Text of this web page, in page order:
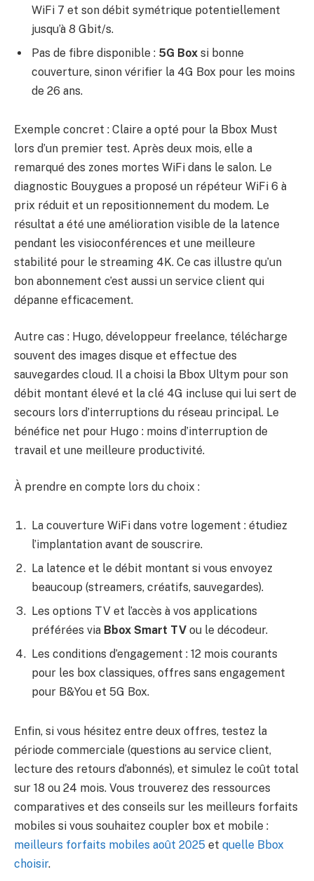
WiFi 7 et son débit symétrique potentiellement
jusqu’à 8 Gbit/s.
Pas de fibre disponible : 5G Box si bonne
couverture, sinon vérifier la 4G Box pour les moins
de 26 ans.
Exemple concret : Claire a opté pour la Bbox Must
lors d’un premier test. Après deux mois, elle a
remarqué des zones mortes WiFi dans le salon. Le
diagnostic Bouygues a proposé un répéteur WiFi 6 à
prix réduit et un repositionnement du modem. Le
résultat a été une amélioration visible de la latence
pendant les visioconférences et une meilleure
stabilité pour le streaming 4K. Ce cas illustre qu’un
bon abonnement c’est aussi un service client qui
dépanne efficacement.
Autre cas : Hugo, développeur freelance, télécharge
souvent des images disque et effectue des
sauvegardes cloud. Il a choisi la Bbox Ultym pour son
débit montant élevé et la clé 4G incluse qui lui sert de
secours lors d’interruptions du réseau principal. Le
bénéfice net pour Hugo : moins d’interruption de
travail et une meilleure productivité.
À prendre en compte lors du choix :
La couverture WiFi dans votre logement : étudiez
l’implantation avant de souscrire.
La latence et le débit montant si vous envoyez
beaucoup (streamers, créatifs, sauvegardes).
Les options TV et l’accès à vos applications
préférées via Bbox Smart TV ou le décodeur.
Les conditions d’engagement : 12 mois courants
pour les box classiques, offres sans engagement
pour B&You et 5G Box.
Enfin, si vous hésitez entre deux offres, testez la
période commerciale (questions au service client,
lecture des retours d’abonnés), et simulez le coût total
sur 18 ou 24 mois. Vous trouverez des ressources
comparatives et des conseils sur les meilleurs forfaits
mobiles si vous souhaitez coupler box et mobile :
meilleurs forfaits mobiles août 2025 et quelle Bbox
choisir.